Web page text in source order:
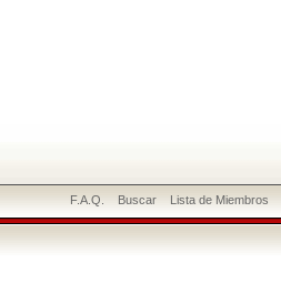
F.A.Q. Buscar Lista de Miembros